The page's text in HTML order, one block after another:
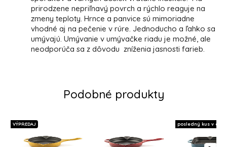
prirodzene nepriľnavý povrch a rýchlo reaguje na
zmeny teploty. Hrnce a panvice sú mimoriadne
vhodné aj na pečenie v rúre. Jednoducho a ľahko sa
umývajú. Umývanie v umývačke riadu je možné, ale
neodporúča sa z dôvodu zníženia jasnosti farieb.
Podobné produkty
VÝPREDAJ posledný kus v akcii!